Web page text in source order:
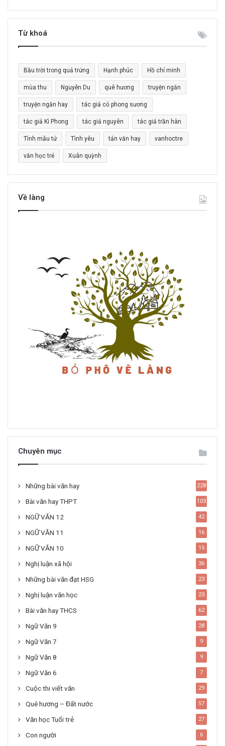
m
k
c
h
o
:
Từ khoá
Bầu trời trong quả trứng Hạnh phúc Hồ chí minh
mùa thu Nguyễn Du quê hương truyện ngắn
truyện ngắn hay tác giả cỏ phong sương
tác giả Kì Phong tác giả nguyên tác giả trần hàn
Tình mẫu tử Tình yêu tản văn hay vanhoctre
văn học trẻ Xuân quỳnh
Về làng
Chuyên mục
Những bài văn hay 228
Bài văn hay THPT 103
NGỮ VĂN 12 42
NGỮ VĂN 11 16
NGỮ VĂN 10 15
Nghị luận xã hội 36
Những bài văn đạt HSG 23
Nghị luận văn học 23
Bài văn hay THCS 62
Ngữ Văn 9 28
Ngữ Văn 7 9
Ngữ Văn 8 9
Ngữ Văn 6 7
Cuộc thi viết văn 29
Quê hương – Đất nước 57
Văn học Tuổi trẻ 27
Con người 6